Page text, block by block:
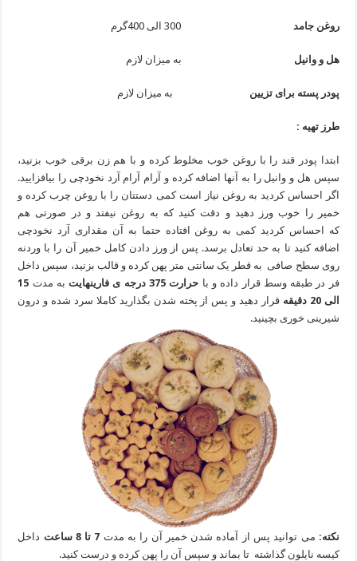
روغن جامد 300 الی 400گرم
هل و وانیل به میزان لازم
پودر پسته برای تزیین به میزان لازم
طرز تهیه :
ابتدا پودر قند را با روغن خوب مخلوط کرده و با هم زن برقی خوب بزنید،
سپس هل و وانیل را به آنها اضافه کرده و آرام آرام آرد نخودچی را بیافزایید.
اگر احساس کردید به روغن نیاز است کمی دستتان را با روغن چرب کرده و
خمیر را خوب ورز دهید و دقت کنید که به روغن نیفتد و در صورتی هم
که احساس کردید کمی به روغن افتاده حتما به آن مقداری آرد نخودچی
اضافه کنید تا به حد تعادل برسد. پس از ورز دادن کامل خمیر آن را با وردنه
روی سطح صافی به قطر یک سانتی متر پهن کرده و قالب بزنید، سپس داخل
فر در طبقه وسط قرار داده و با حرارت 375 درجه ی فارینهایت به مدت 15
الی 20 دقیقه
قرار دهید و پس از پخته شدن بگذارید کاملا سرد شده و درون
شیرینی خوری بچینید.
نکته: می توانید پس از آماده شدن خمیر آن را به مدت 7 تا 8 ساعت
داخل
کیسه نایلون گذاشته تا بماند و سپس آن را پهن کرده و درست کنید.